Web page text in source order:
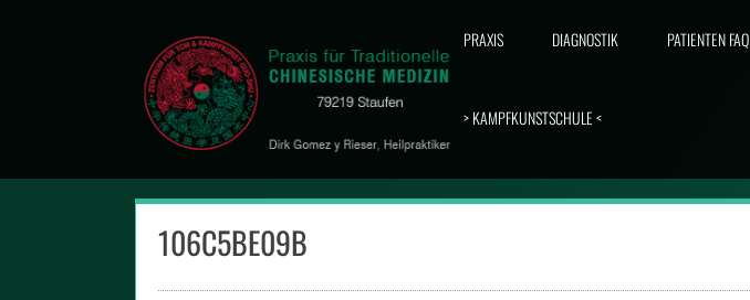
PRAXIS DIAGNOSTIK PATIENTEN FAQ
> KAMPFKUNSTSCHULE <
106C5BE09B